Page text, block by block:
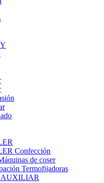
Confección
de coser
Termofijadoras